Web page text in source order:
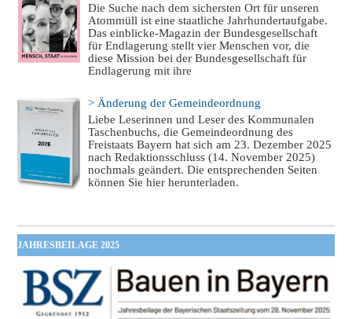
Die Suche nach dem sichersten Ort für unseren
Atommüll ist eine staatliche Jahrhundertaufgabe.
Das einblicke-Magazin der Bundesgesellschaft
für Endlagerung stellt vier Menschen vor, die
diese Mission bei der Bundesgesellschaft für
Endlagerung mit ihre
> Änderung der Gemeindeordnung
Liebe Leserinnen und Leser des Kommunalen
Taschenbuchs, die Gemeindeordnung des
Freistaats Bayern hat sich am 23. Dezember 2025
nach Redaktionsschluss (14. November 2025)
nochmals geändert. Die entsprechenden Seiten
können Sie hier herunterladen.
JAHRESBEILAGE 2025